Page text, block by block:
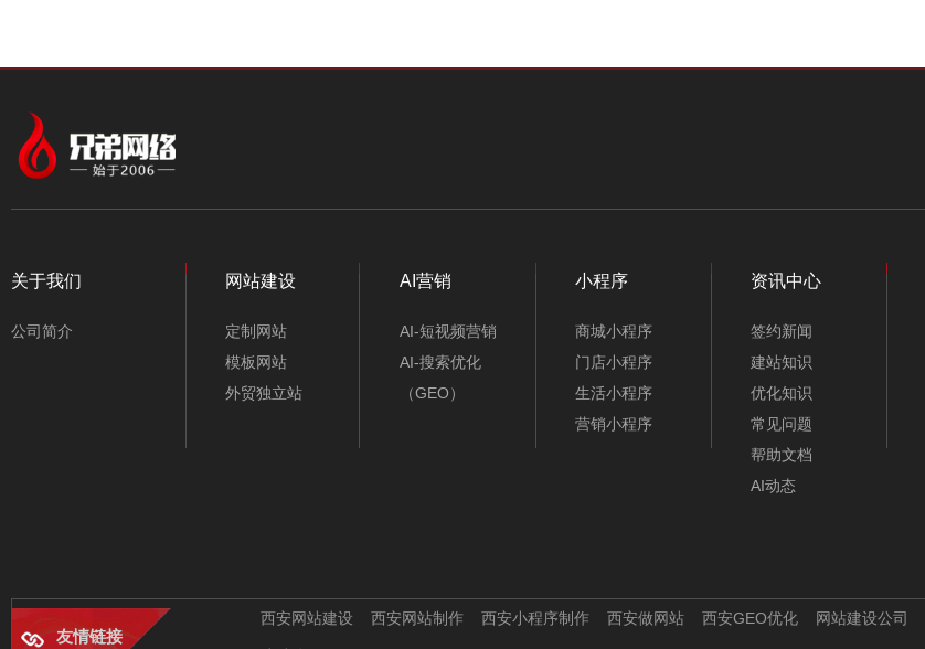
中文模板
外贸模板
颜色
不限类别
房产/建筑/装修
板-A10207-1
站模板-A10128-1
A10151-1
关于我们
公司简介
网站建设
定制网站
模板网站
外贸独立站
AI营销
AI-短视频营销
AI-搜索优化
（GEO）
小程序
商城小程序
门店小程序
生活小程序
营销小程序
资讯中心
签约新闻
建站知识
优化知识
常见问题
帮助文档
AI动态
友情链接
西安网站建设 西安网站制作 西安小程序制作 西安做网站 西安GEO优化 网站建设公司